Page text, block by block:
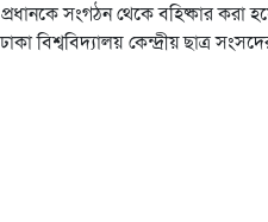
সংগঠন থেকে বহিষ্কার করা
বিশ্ববিদ্যালয় কেন্দ্রীয় ছাত্র